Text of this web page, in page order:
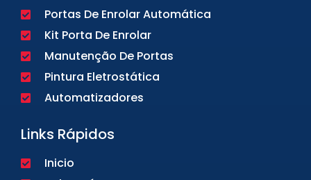
Portas De Enrolar Automática
Kit Porta De Enrolar
Manutenção De Portas
Pintura Eletrostática
Automatizadores
Links Rápidos
Inicio